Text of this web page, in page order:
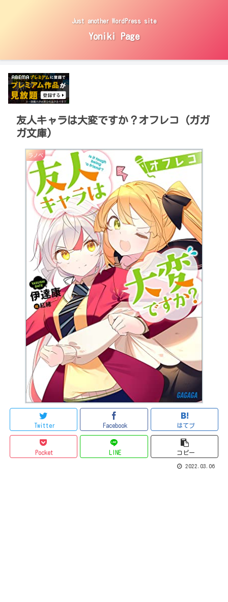
Just another WordPress site
Yoniki Page
友人キャラは大変ですか？オフレコ (ガガ
ガ文庫)
ラノベ
Twitter Facebook はてブ
Pocket LINE コピー
2022.03.06